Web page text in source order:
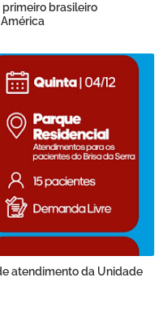
primeiro brasileiro
atendimento da Unidade